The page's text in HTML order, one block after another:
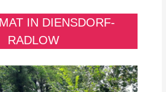
IN DIENSDORF-
RADLOW